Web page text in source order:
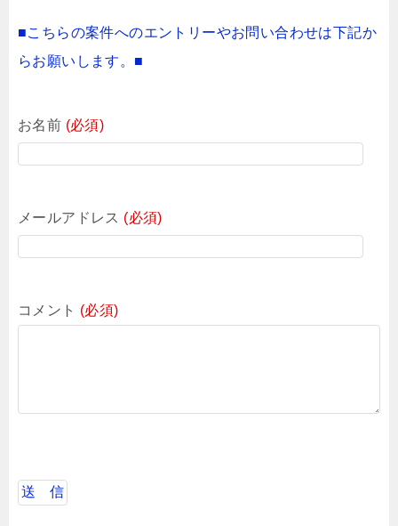
■こちらの案件へのエントリーやお問い合わせは下記か
らお願いします。■
お名前 (必須)
メールアドレス (必須)
コメント (必須)